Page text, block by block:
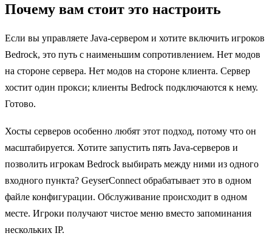
Почему вам стоит это настроить
Если вы управляете Java-сервером и хотите включить игроков
Bedrock, это путь с наименьшим сопротивлением. Нет модов
на стороне сервера. Нет модов на стороне клиента. Сервер
хостит один прокси; клиенты Bedrock подключаются к нему.
Готово.
Хосты серверов особенно любят этот подход, потому что он
масштабируется. Хотите запустить пять Java-серверов и
позволить игрокам Bedrock выбирать между ними из одного
входного пункта? GeyserConnect обрабатывает это в одном
файле конфигурации. Обслуживание происходит в одном
месте. Игроки получают чистое меню вместо запоминания
нескольких IP.